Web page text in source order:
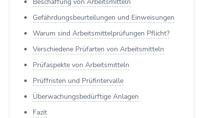
Gefährdungsbeurteilungen und Einweisungen
Warum sind Arbeitsmittelprüfungen Pflicht?
Verschiedene Prüfarten von Arbeitsmitteln
Prüfaspekte von Arbeitsmitteln
Prüffristen und Prüfintervalle
Überwachungsbedürftige Anlagen
Fazit